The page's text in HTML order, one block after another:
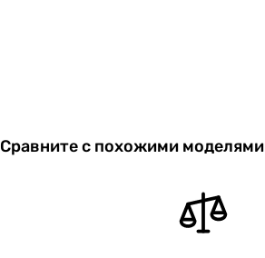
Сравните с похожими моделями